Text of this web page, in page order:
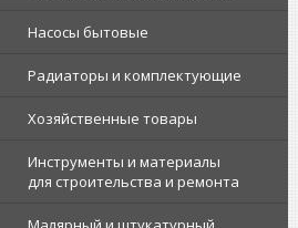
Насосы бытовые
Радиаторы и комплектующие
Хозяйственные товары
Инструменты и материалы
для строительства и ремонта